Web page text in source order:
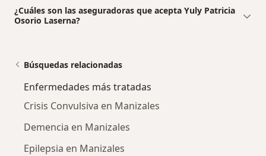
¿Cuáles son las aseguradoras que acepta Yuly Patricia
Osorio Laserna?
Búsquedas relacionadas
Enfermedades más tratadas
Crisis Convulsiva en Manizales
Demencia en Manizales
Epilepsia en Manizales